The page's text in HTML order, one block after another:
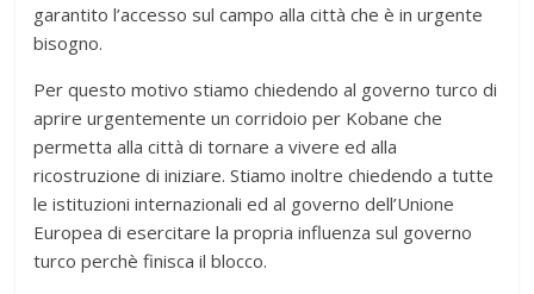
garantito l’accesso sul campo alla città che è in urgente
bisogno.
Per questo motivo stiamo chiedendo al governo turco di
aprire urgentemente un corridoio per Kobane che
permetta alla città di tornare a vivere ed alla
ricostruzione di iniziare. Stiamo inoltre chiedendo a tutte
le istituzioni internazionali ed al governo dell’Unione
Europea di esercitare la propria influenza sul governo
turco perchè finisca il blocco.